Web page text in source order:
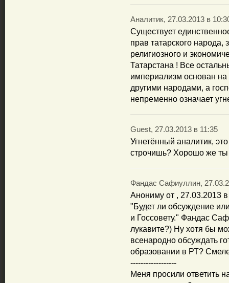
Аналитик, 27.03.2013 в
Существует
прав татарского народа,
религиозного и
Татарстана ! Все
империализм основан на
другими народами, а
непременно означает
Guest, 27.03.2013 в 11:35
Угнетённый аналитик,
строчишь? Хорошо же ты
Фандас Сафиуллин,
Анониму от , 27.03.2013
"Будет ли обсуждение
и Госсовету." Фандас
лукавите?) Ну хотя бы
всенародно обсуждать
образовании в РТ?
------------------
Меня просили ответить